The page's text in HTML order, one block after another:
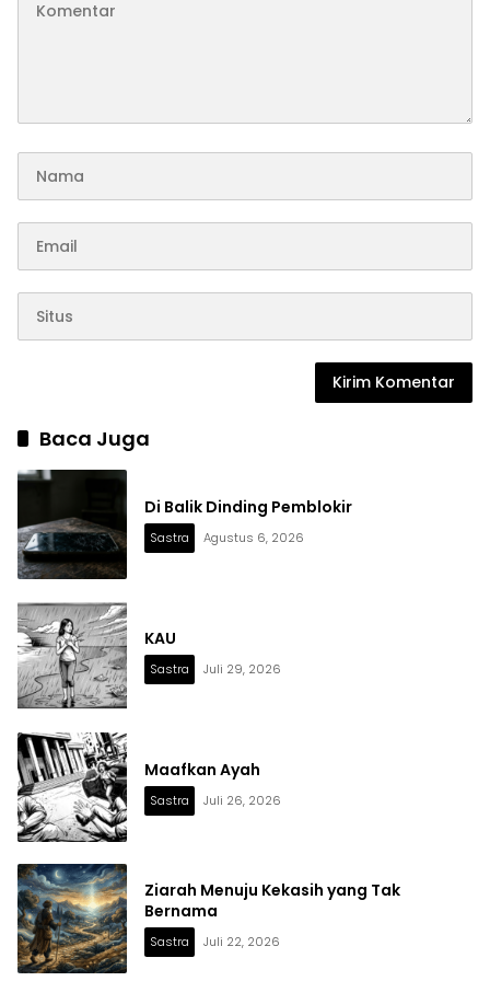
Baca Juga
Di Balik Dinding Pemblokir
Sastra Agustus 6, 2026
KAU
Sastra Juli 29, 2026
Maafkan Ayah
Sastra Juli 26, 2026
Ziarah Menuju Kekasih yang Tak
Bernama
Sastra Juli 22, 2026